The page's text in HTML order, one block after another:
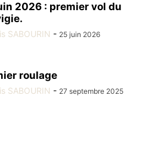
2026 : premier vol du
SABOURIN - 25 juin 2026
roulage
SABOURIN - 27 septembre 2025